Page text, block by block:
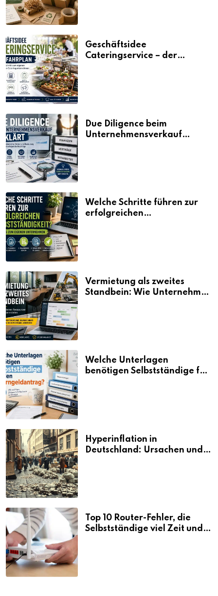
Geschäftsidee
Cateringservice – der
Due Diligence beim
Unternehmensverkauf
Welche Schritte führen zur
erfolgreichen
Vermietung als zweites
Standbein: Wie Unternehmen
Welche Unterlagen
benötigen Selbstständige für
Hyperinflation in
Deutschland: Ursachen und
Top 10 Router-Fehler, die
Selbstständige viel Zeit und